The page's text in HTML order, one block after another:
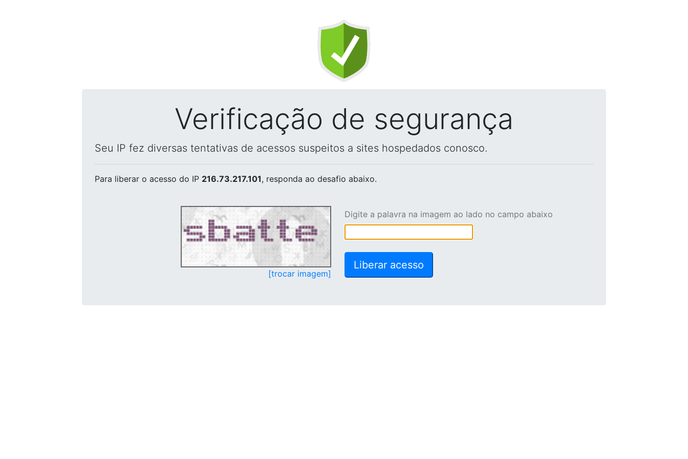
Verificação de segurança
Seu IP fez diversas tentativas de acessos suspeitos a sites hospedados conosco.
Para liberar o acesso do IP 216.73.217.101, responda ao desafio abaixo.
[trocar imagem]
Digite a palavra na imagem ao lado no campo abaixo